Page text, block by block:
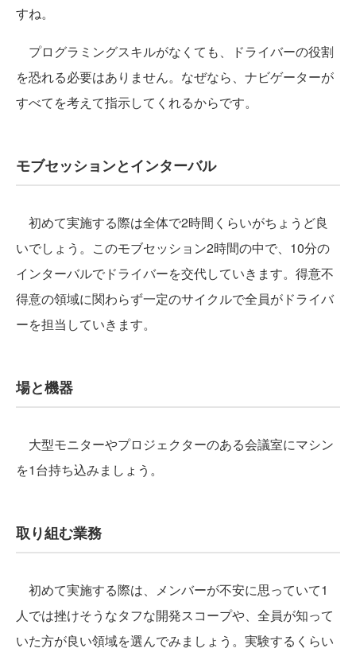
すね。
プログラミングスキルがなくても、ドライバーの役割
を恐れる必要はありません。なぜなら、ナビゲーターが
すべてを考えて指示してくれるからです。
モブセッションとインターバル
初めて実施する際は全体で2時間くらいがちょうど良
いでしょう。このモブセッション2時間の中で、10分の
インターバルでドライバーを交代していきます。得意不
得意の領域に関わらず一定のサイクルで全員がドライバ
ーを担当していきます。
場と機器
大型モニターやプロジェクターのある会議室にマシン
を1台持ち込みましょう。
取り組む業務
初めて実施する際は、メンバーが不安に思っていて1
人では挫けそうなタフな開発スコープや、全員が知って
いた方が良い領域を選んでみましょう。実験するくらい